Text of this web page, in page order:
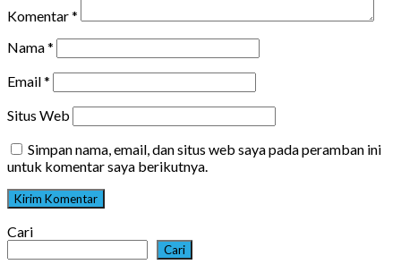
Komentar*
Nama*
Email*
Situs Web
Simpan nama, email, dan situs web saya pada peramban ini
untuk komentar saya berikutnya.
Cari
Cari